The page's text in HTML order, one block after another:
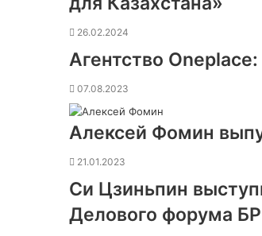
26.02.2024
Агентство
07.08.2023
Алексей Фомин
21.01.2023
Си Цзиньпин
Делового форума